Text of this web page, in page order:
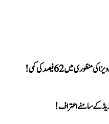
میں 62 فیصد کی کمی!
کے سامنے اعتراف!